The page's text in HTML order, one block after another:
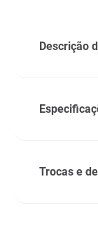
Descrição
Trocas e